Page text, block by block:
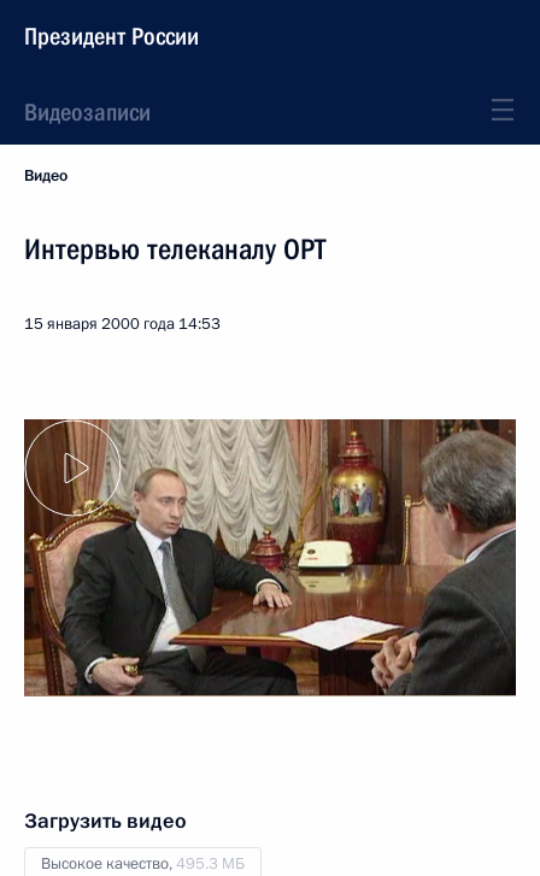
Президент России
Видеозаписи
Видео
Интервью телеканалу ОРТ
15 января 2000 года 14:53
Загрузить видео
Высокое качество,495.3 МБ